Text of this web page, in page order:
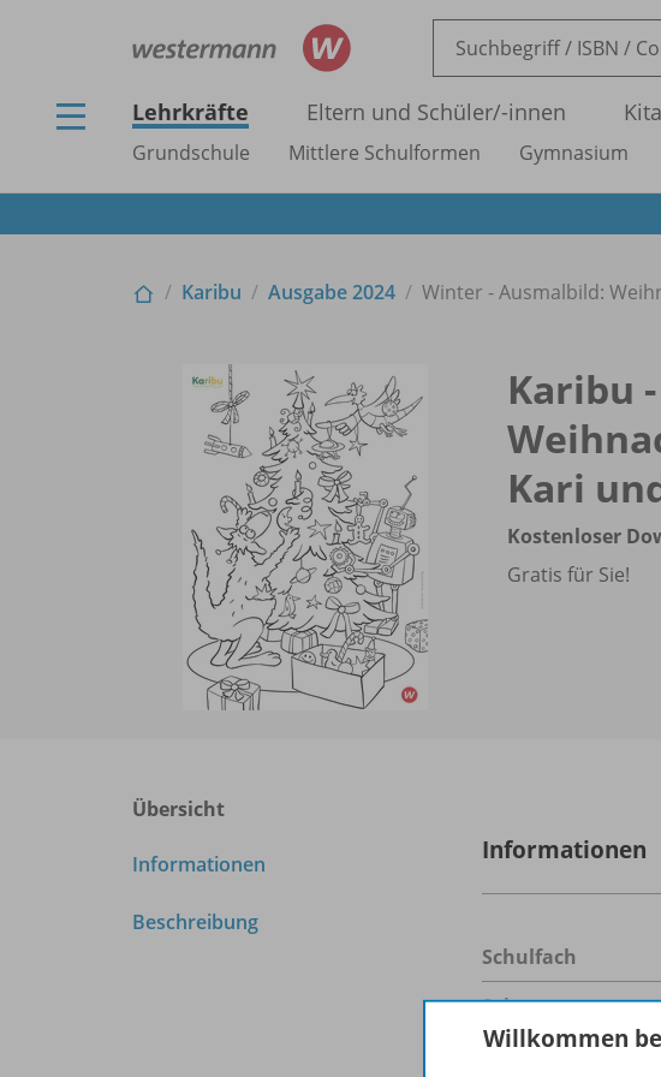
Lehrkräfte Eltern und Schüler/-innen Kita
Grundschule Mittlere Schulformen Gymnasium
Karibu Ausgabe 2024 Winter - Ausmalbild:
Karibu
Kari
Kostenloser
Gratis für Sie!
Übersicht
Informationen
Beschreibung
Informationen
Schulfach
Seiten
Erschienen am
Willkommen